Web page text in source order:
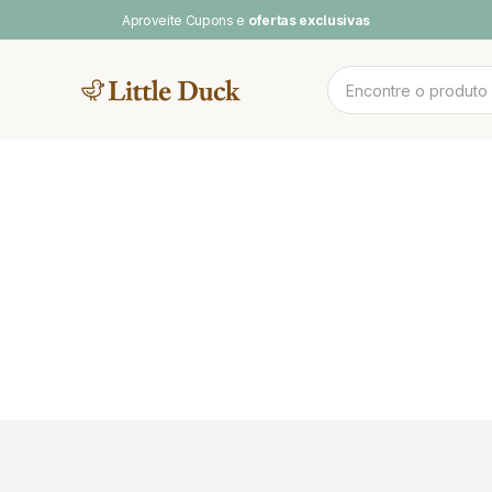
Aproveite Cupons e ofertas exclusivas